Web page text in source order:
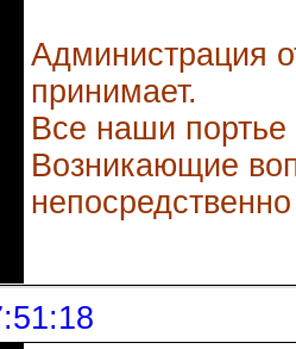
Администрация
принимает.
Все наши
Возникающие